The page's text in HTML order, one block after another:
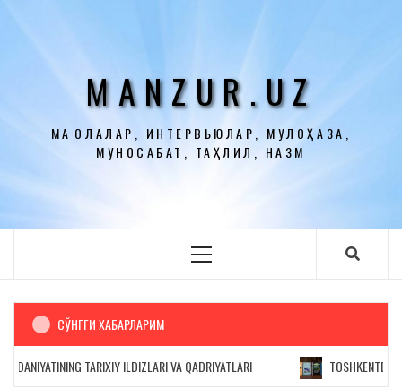
MANZUR.UZ
МАҚОЛАЛАР, ИНТЕРВЬЮЛАР, МУЛОҲАЗА,
МУНОСАБАТ, ТАҲЛИЛ, НАЗМ
меню
СЎНГГИ ХАБАРЛАРИМ
TARIXIY ILDIZLARI VA QADRIYATLARI TOSHKENTDA